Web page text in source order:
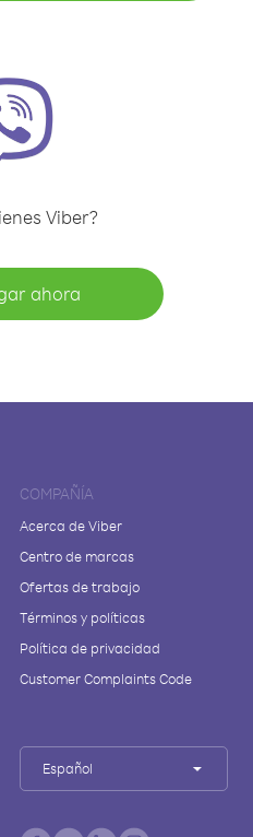
Viber?
ahora
COMPAÑÍA
Acerca de Viber
Centro de marcas
Ofertas de trabajo
Términos y políticas
Política de privacidad
Customer Complaints Code
Español